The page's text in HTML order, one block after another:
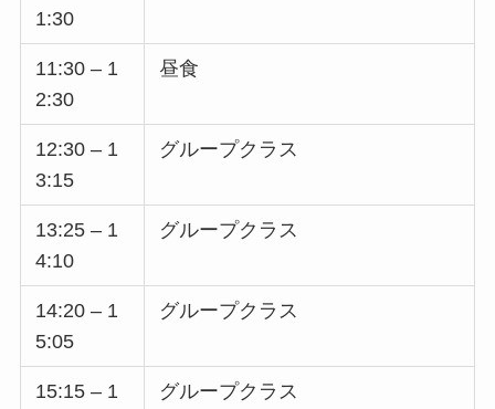
1:30
11:30 – 1
2:30
昼食
12:30 – 1
3:15
グループクラス
13:25 – 1
4:10
グループクラス
14:20 – 1
5:05
グループクラス
15:15 – 1
グループクラス